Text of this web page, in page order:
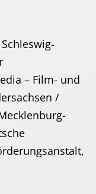
– Film- und
/